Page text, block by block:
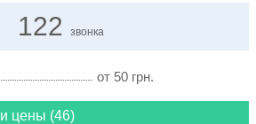
122 звонка
от 50 грн.
и цены (46)